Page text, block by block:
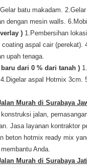
batu makadam.
dengan mesin walls.
) 1.Pembersihan
coating aspal cair (perekat).
upah tenaga.
dari 0 % dari tanah )
4.Digelar aspal Hotmix 3cm.
Murah di Surabaya
jalan,
Jasa layanan kontraktor
beton hotmix ready mix
Anda.
Murah di Surabaya